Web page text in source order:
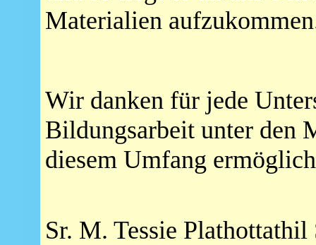
Materialien
Wir danken für jede
Bildungsarbeit unter den
diesem Umfang
Sr. M. Tessie